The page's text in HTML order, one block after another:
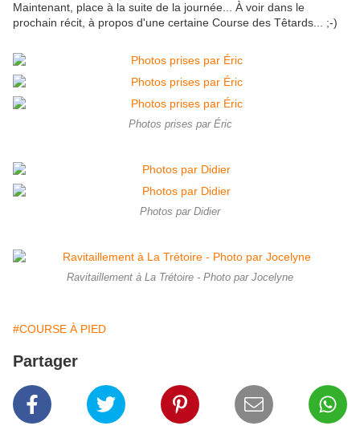
Maintenant, place à la suite de la journée... À voir dans le
prochain récit, à propos d'une certaine Course des Têtards... ;-)
Photos prises par Éric
Photos par Didier
Ravitaillement à La Trétoire - Photo par Jocelyne
#COURSE À PIED
Partager